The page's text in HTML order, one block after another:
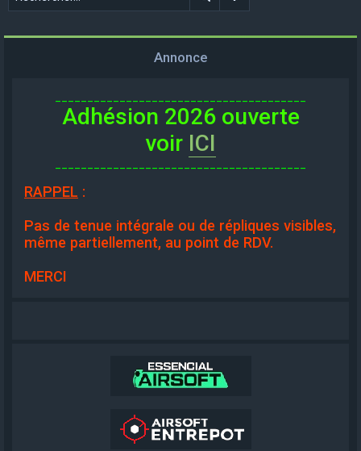
Annonce
Adhésion 2026 ouverte
voir ICI
RAPPEL :
Pas de tenue intégrale ou de répliques visibles,
même partiellement, au point de RDV.
MERCI